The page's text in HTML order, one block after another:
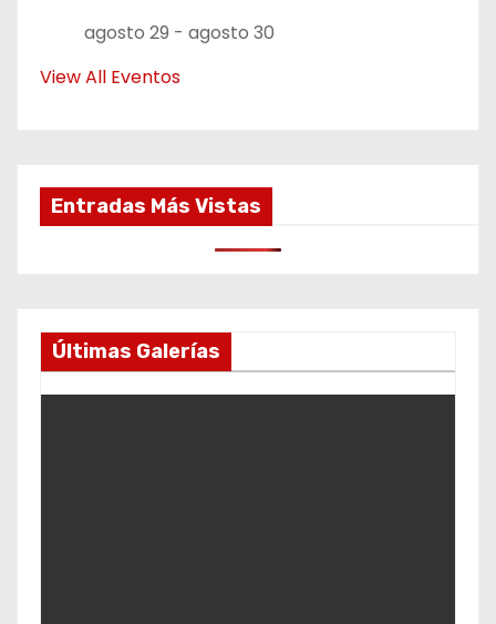
agosto 29 - agosto 30
View All Eventos
Entradas Más Vistas
Últimas Galerías